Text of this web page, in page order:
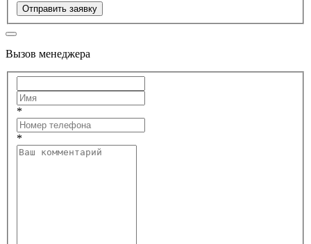
Отправить заявку
Вызов менеджера
*
*